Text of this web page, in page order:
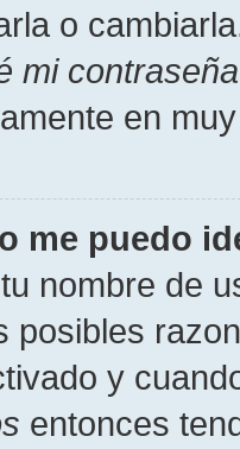
o
mi contraseña
en
me puedo
nombre de
posibles
y
entonces